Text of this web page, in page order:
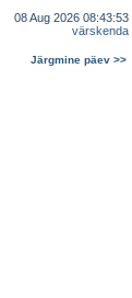
08 Aug 2026 08:43:53
värskenda
Järgmine päev >>